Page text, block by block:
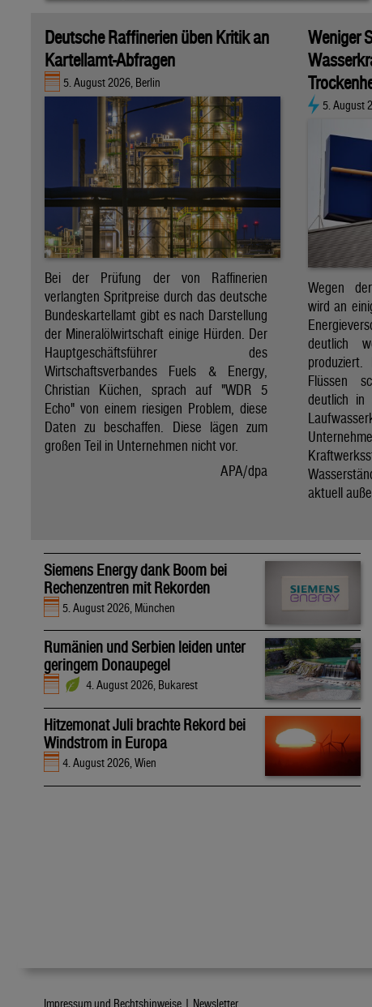
Deutsche Raffinerien üben Kritik an
Kartellamt-Abfragen
5. August 2026, Berlin
Bei der Prüfung der von Raffinerien
verlangten Spritpreise durch das deutsche
Bundeskartellamt gibt es nach Darstellung
der Mineralölwirtschaft einige Hürden. Der
Hauptgeschäftsführer des
Wirtschaftsverbandes Fuels & Energy,
Christian Küchen, sprach auf "WDR 5
Echo" von einem riesigen Problem, diese
Daten zu beschaffen. Diese lägen zum
großen Teil in Unternehmen nicht vor.
APA/dpa
Weniger
5. August
Wegen
wird an
deutlich
Flüssen
deutlich in
aktuell
Siemens Energy dank Boom bei
Rechenzentren mit Rekorden
5. August 2026, München
Rumänien und Serbien leiden unter
geringem Donaupegel
4. August 2026, Bukarest
Hitzemonat Juli brachte Rekord bei
Windstrom in Europa
4. August 2026, Wien
Impressum und Rechtshinweise | Newsletter